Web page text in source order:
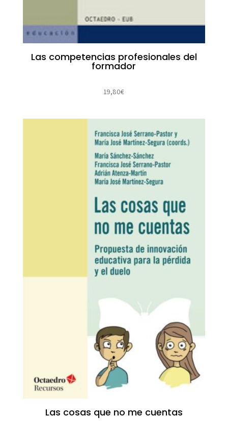
Las competencias profesionales del
formador
19,80€
Las cosas que no me cuentas